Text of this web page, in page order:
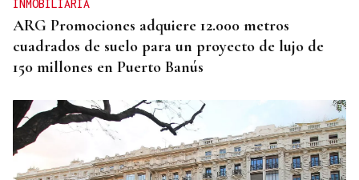
INMOBILIARIA
ARG Promociones adquiere 12.000 metros
cuadrados de suelo para un proyecto de lujo de
150 millones en Puerto Banús